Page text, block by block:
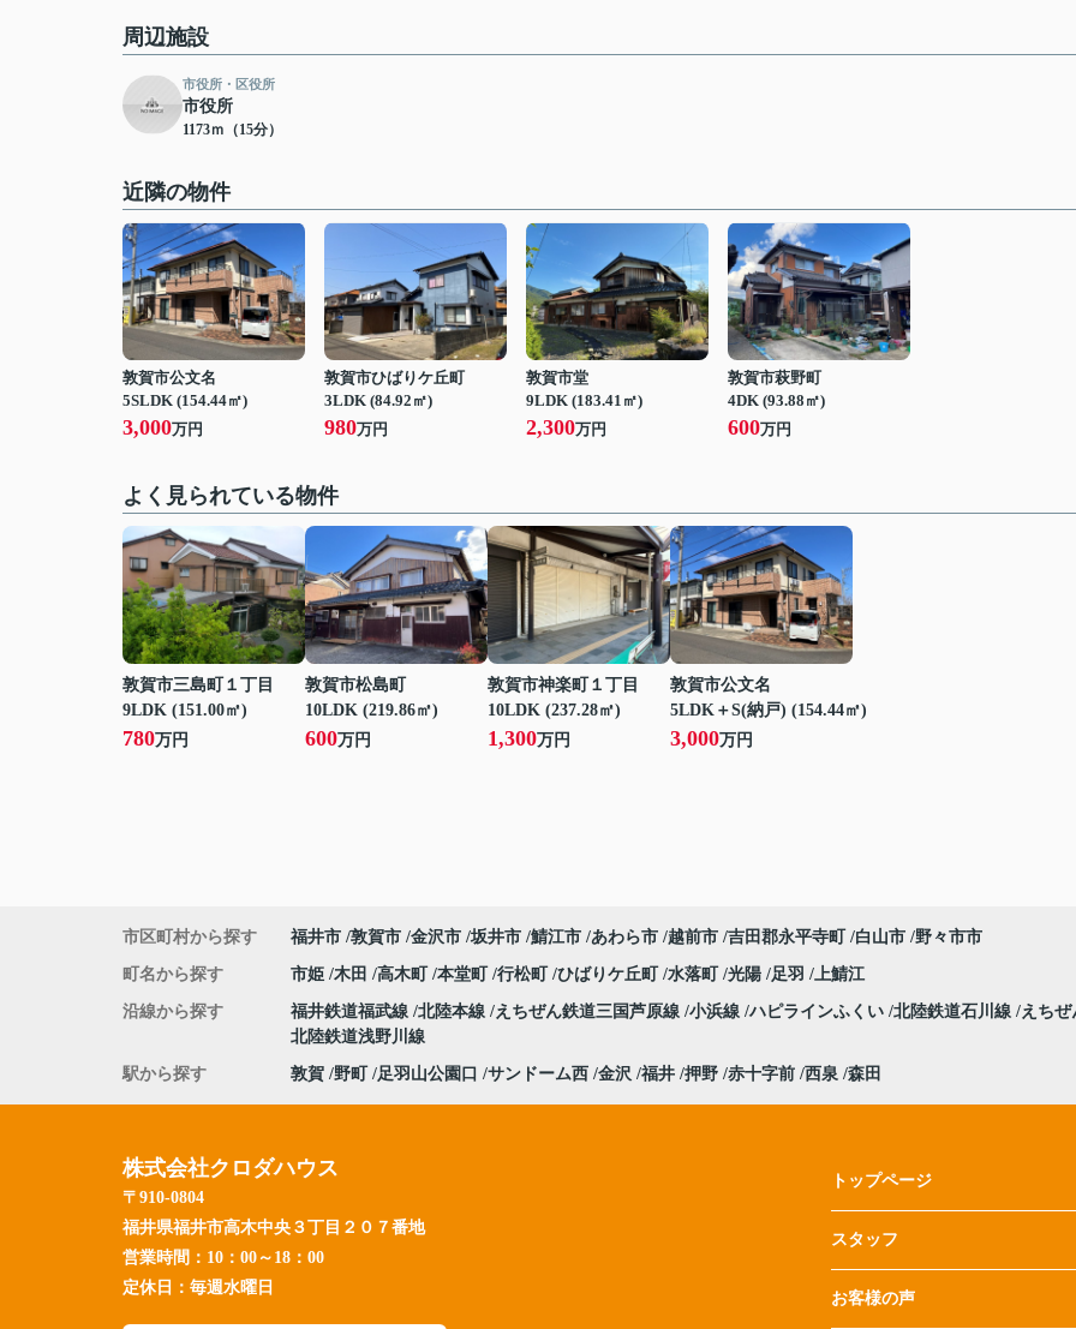
周辺施設
市役所・区役所
市役所
1173ｍ（15分）
近隣の物件
敦賀市公文名
5SLDK (154.44㎡)
3,000万円
敦賀市ひばりケ丘町
3LDK (84.92㎡)
980万円
敦賀市堂
9LDK (183.41㎡)
2,300万円
敦賀市萩野町
4DK (93.88㎡)
600万円
よく見られている物件
敦賀市三島町１丁目
9LDK (151.00㎡)
780万円
敦賀市松島町
10LDK (219.86㎡)
600万円
敦賀市神楽町１丁目
10LDK (237.28㎡)
1,300万円
敦賀市公文名
5LDK＋S(納戸) (154.44㎡)
3,000万円
市区町村から探す 福井市 敦賀市 金沢市 坂井市 鯖江市 あわら市 越前市 吉田郡永平寺町 白山市 野々市市
町名から探す 市姫 木田 高木町 本堂町 行松町 ひばりケ丘町 水落町 光陽 足羽 上鯖江
沿線から探す 福井鉄道福武線 北陸本線 えちぜん鉄道三国芦原線 小浜線 ハピラインふくい 北陸鉄道石川線
えち
北陸鉄道浅野川線
駅から探す 敦賀 野町 足羽山公園口 サンドーム西 金沢 福井 押野 赤十字前 西泉 森田
株式会社クロダハウス
〒910-0804
福井県福井市高木中央３丁目２０７番地
営業時間： 10：00～18：00
定休日： 毎週水曜日
トップページ
スタッフ
お客様の声